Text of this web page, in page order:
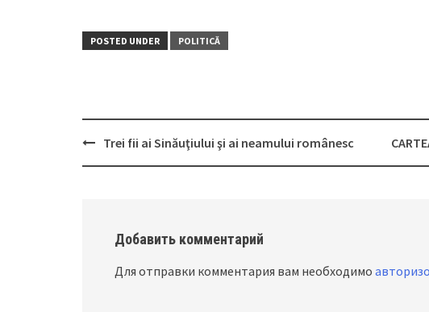
POSTED UNDER POLITICĂ
Post
Trei fii ai Sinăuţiului şi ai neamului românesc
Добавить комментарий
Для отправки комментария вам необходимо